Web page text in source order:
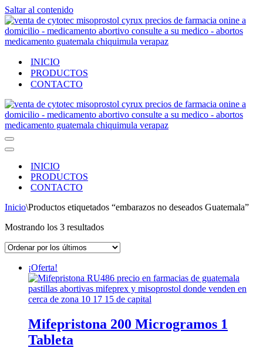
Saltar al contenido
INICIO
PRODUCTOS
CONTACTO
Menú
de
Menú
navegación
INICIO
PRODUCTOS
CONTACTO
Inicio\Productos etiquetados “embarazos no deseados Guatemala”
Mostrando los 3 resultadosOrdenado
los
¡Oferta!
Mifepristona 200 Microgramos 1
Tableta